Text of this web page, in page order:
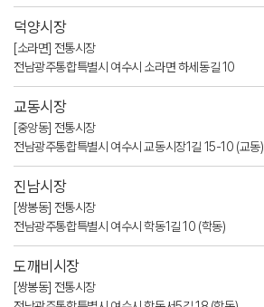
덕양시장
[소라면] 전통시장
전남광주통합특별시 여수시 소라면 하세동길 10
교동시장
[중앙동] 전통시장
전남광주통합특별시 여수시 교동시장1길 15-10 (교동)
진남시장
[쌍봉동] 전통시장
전남광주통합특별시 여수시 학동1길 10 (학동)
도깨비시장
[쌍봉동] 전통시장